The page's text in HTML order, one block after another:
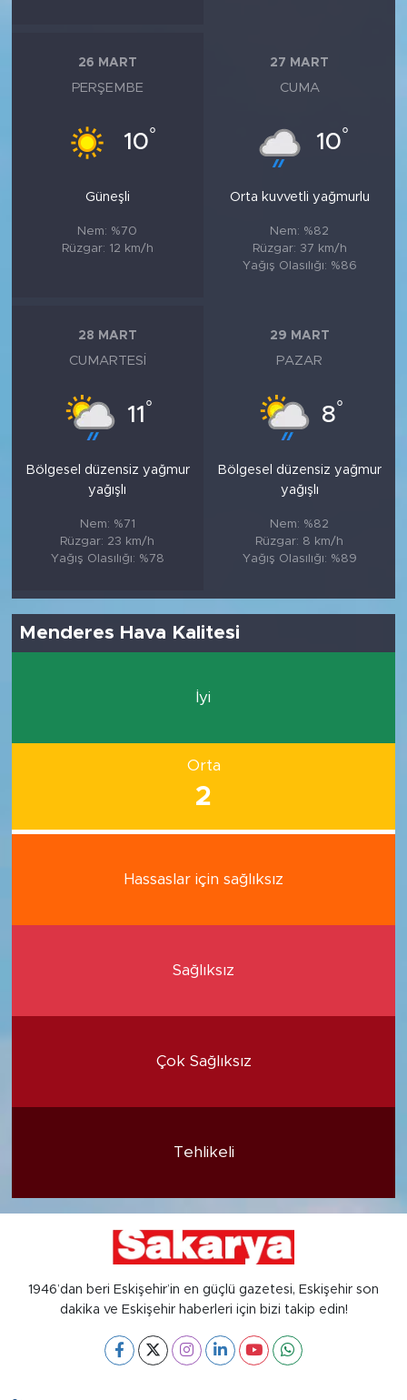
26 MART
PERŞEMBE
10°
Güneşli
Nem: %70
Rüzgar: 12 km/h
27 MART
CUMA
10°
Orta kuvvetli yağmurlu
Nem: %82
Rüzgar: 37 km/h
Yağış Olasılığı: %86
28 MART
CUMARTESI
11 °
Bölgesel düzensiz yağmur
yağışlı
Nem: %71
Rüzgar: 23 km/h
Yağış Olasılığı: %78
29 MART
PAZAR
8°
Bölgesel düzensiz yağmur
yağışlı
Nem: %82
Rüzgar: 8 km/h
Yağış Olasılığı: %89
Menderes Hava Kalitesi
İyi
Orta
2
Hassaslar için sağlıksız
Sağlıksız
Çok Sağlıksız
Tehlikeli
1946’dan beri Eskişehir’in en güçlü gazetesi, Eskişehir son
dakika ve Eskişehir haberleri için bizi takip edin!